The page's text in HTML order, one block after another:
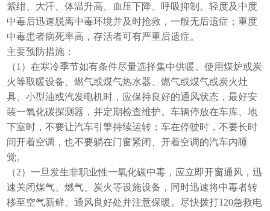
紫绀、大汗、体温升高、血压下降、呼吸抑制。轻度及中度
中毒后迅速脱离中毒环境并及时抢救，一般无后遗症；重度
中毒患者病死率高，存活者可有严重后遗症。
主要预防措施：
（1）在寒冷季节如有条件尽量选择集中供暖。使用煤炉或炭
火等取暖设备、燃气或煤气热水器、燃气或煤气或炭火灶
具、小型油或汽发电机时，应保持良好的通风状态，最好安
装一氧化碳探测器，并定期检查维护。车辆停放在车库、地
下室时，不要让汽车引擎持续运转；车在停驶时，不要长时
间开着空调，也不要躺在门窗紧闭、开着空调的汽车内睡
觉。
（2）一旦发生非职业性一氧化碳中毒，应立即开窗通风，迅
速关闭煤气、燃气、炭火等设施设备，同时迅速将中毒者转
移至空气新鲜、通风良好处并注意保暖。尽快拨打120急救电